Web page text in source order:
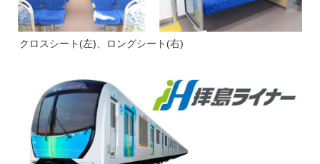
クロスシート(左)、ロングシート(右)